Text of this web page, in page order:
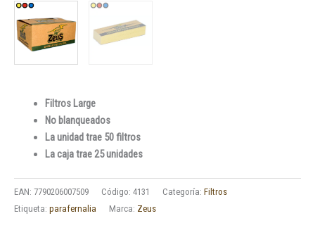
Filtros Large
No blanqueados
La unidad trae 50 filtros
La caja trae 25 unidades
EAN: 7790206007509 Código: 4131 Categoría: Filtros
Etiqueta: parafernalia Marca: Zeus